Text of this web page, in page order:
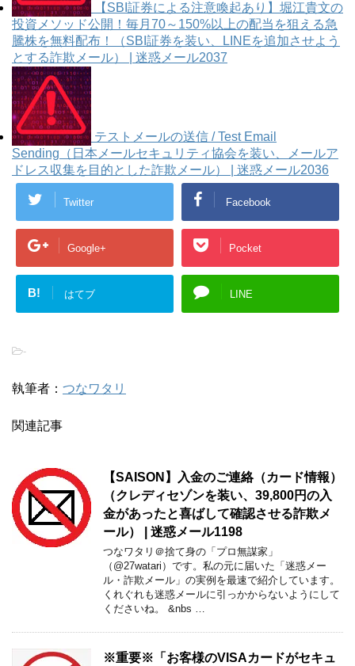
【SBI証券による注意喚起あり】堀江貴文の
投資メソッド公開！毎月70～150%以上の配当を狙える急
騰株を無料配布！（SBI証券を装い、LINEを追加させよう
とする詐欺メール） | 迷惑メール2037
テストメールの送信 / Test Email
Sending（日本メールセキュリティ協会を装い、メールア
ドレス収集を目的とした詐欺メール） | 迷惑メール2036
Twitter Facebook
Google+ Pocket
B! はてブ LINE
-
執筆者： つなワタリ
関連記事
【SAISON】入金のご連絡（カード情報）
（クレディセゾンを装い、39,800円の入
金があったと喜ばして確認させる詐欺メ
ール） | 迷惑メール1198
つなワタリ＠捨て身の「プロ無謀家」
（@27watari）です。私の元に届いた「迷惑メー
ル・詐欺メール」の実例を最速で紹介しています。
くれぐれも迷惑メールに引っかからないようにして
くださいね。 &nbs …
※重要※「お客様のVlSAカードがセキュ